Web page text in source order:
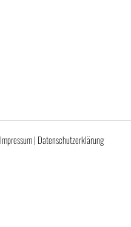
Impressum| Datenschutzerklärung